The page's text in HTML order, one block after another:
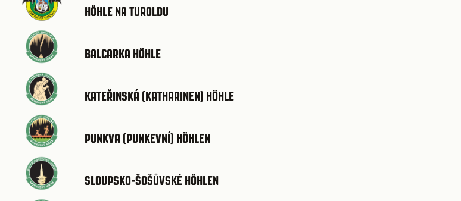
HÖHLE NA TUROLDU
BALCARKA HÖHLE
KATEŘINSKÁ (KATHARINEN) HÖHLE
PUNKVA (PUNKEVNÍ) HÖHLEN
SLOUPSKO-ŠOŠŮVSKÉ HÖHLEN